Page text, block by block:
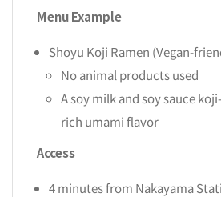
Menu Example
Shoyu Koji Ramen (Vegan-
No animal products used
A soy milk and soy sauce
rich umami flavor
Access
4 minutes from Nakayama